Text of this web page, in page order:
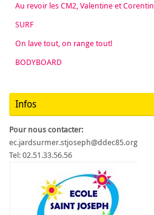
Au revoir les CM2, Valentine et Corentin
SURF
On lave tout, on range tout!
BODYBOARD
Infos
Pour nous contacter:
ec.jardsurmer.stjoseph@ddec85.org
Tel: 02.51.33.56.56